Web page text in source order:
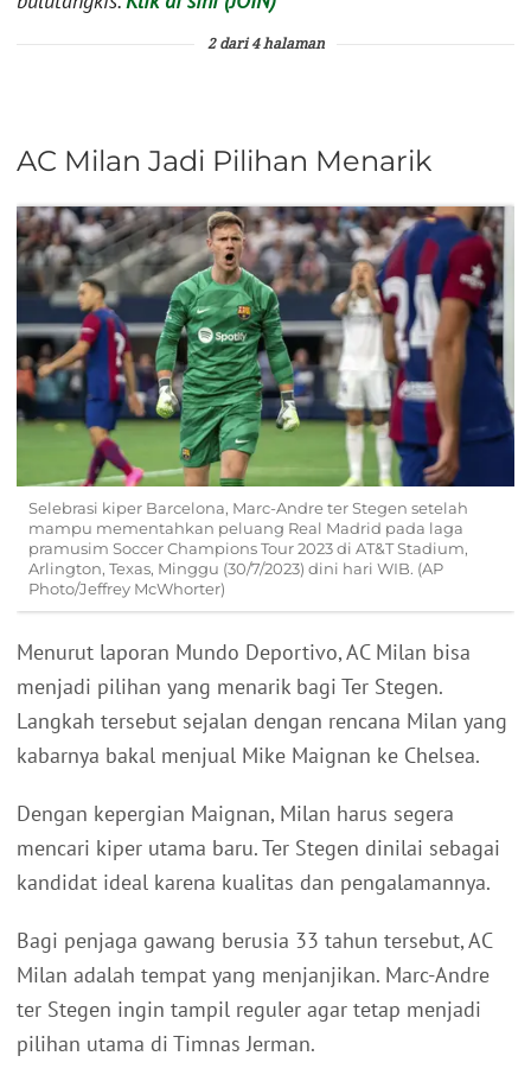
2 dari 4 halaman
AC Milan Jadi Pilihan Menarik
Selebrasi kiper Barcelona, Marc-Andre ter Stegen setelah
mampu mementahkan peluang Real Madrid pada laga
pramusim Soccer Champions Tour 2023 di AT&T Stadium,
Arlington, Texas, Minggu (30/7/2023) dini hari WIB. (AP
Photo/Jeffrey McWhorter)
Menurut laporan Mundo Deportivo, AC Milan bisa
menjadi pilihan yang menarik bagi Ter Stegen.
Langkah tersebut sejalan dengan rencana Milan yang
kabarnya bakal menjual Mike Maignan ke Chelsea.
Dengan kepergian Maignan, Milan harus segera
mencari kiper utama baru. Ter Stegen dinilai sebagai
kandidat ideal karena kualitas dan pengalamannya.
Bagi penjaga gawang berusia 33 tahun tersebut, AC
Milan adalah tempat yang menjanjikan. Marc-Andre
ter Stegen ingin tampil reguler agar tetap menjadi
pilihan utama di Timnas Jerman.